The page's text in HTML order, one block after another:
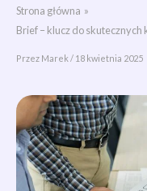
Strona główna
Brief – klucz do skutecznych
Przez Marek / 18 kwietnia 2025